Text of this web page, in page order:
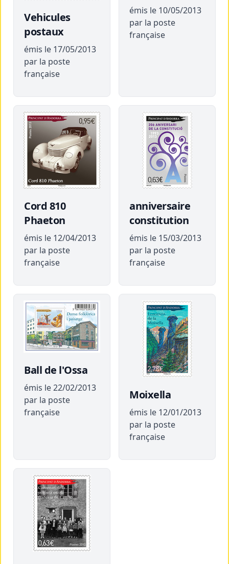
Vehicules
postaux
émis le 17/05/2013
par la poste
française
émis le 10/05/2013
par la poste
française
Cord 810
Phaeton
émis le 12/04/2013
par la poste
française
anniversaire
constitution
émis le 15/03/2013
par la poste
française
Ball de l'Ossa
émis le 22/02/2013
par la poste
française
Moixella
émis le 12/01/2013
par la poste
française